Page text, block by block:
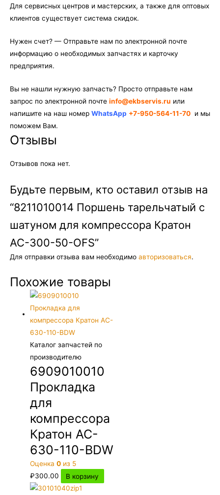
Для сервисных центров и мастерских, а также для оптовых
клиентов существует система скидок.
Нужен счет? — Отправьте нам по электронной почте
информацию о необходимых запчастях и карточку
предприятия.
Вы не нашли нужную запчасть? Просто отправьте нам
запрос по электронной почте info@ekbservis.ru или
напишите на наш номер WhatsApp +7-950-564-11-70 и мы
поможем Вам.
Отзывы
Отзывов пока нет.
Будьте первым, кто оставил отзыв на
“8211010014 Поршень тарельчатый с
шатуном для компрессора Кратон
AC-300-50-OFS”
Для отправки отзыва вам необходимо авторизоваться.
Похожие товары
Каталог запчастей по
производителю
6909010010
Прокладка
для
компрессора
Кратон AC-
630-110-BDW
Оценка0 из 5
₽300.00 В корзину